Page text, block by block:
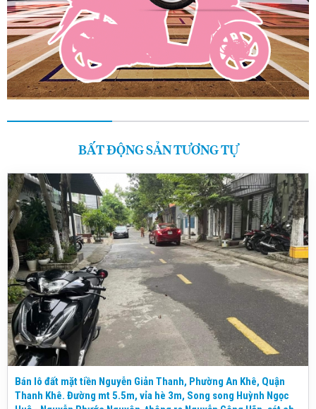
BẤT ĐỘNG SẢN TƯƠNG TỰ
Bán lô đất mặt tiền Nguyễn Giản Thanh, Phường An Khê, Quận
Thanh Khê. Đường mt 5.5m, vỉa hè 3m, Song song Huỳnh Ngọc